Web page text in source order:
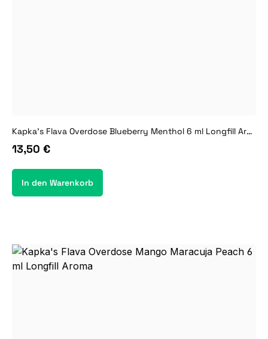
Kapka's Flava Overdose Blueberry Menthol 6 ml Longfill Aroma
13,50 €
In den Warenkorb